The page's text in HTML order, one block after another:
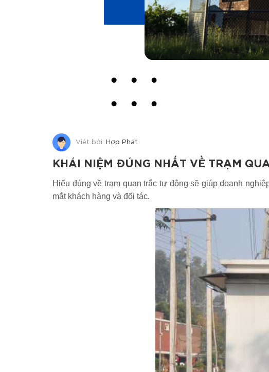
Viết bởi: Hợp Phát
KHÁI NIỆM ĐÚNG NHẤT VỀ TRẠM
Hiểu đúng về trạm quan trắc tự động sẽ giúp doanh
mắt khách hàng và đối tác.